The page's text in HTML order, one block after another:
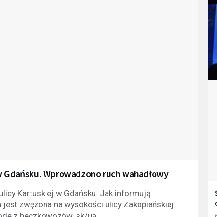
Wprowadzono ruch wahadłowy
Kartuskiej w Gdańsku. Jak informują
zwężona na wysokości ulicy Zakopiańskiej.